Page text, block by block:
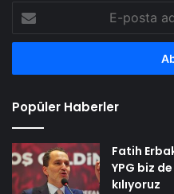
posta
adresinizi
Popüler Haberler
Fatih
YPG biz
kılıyoruz